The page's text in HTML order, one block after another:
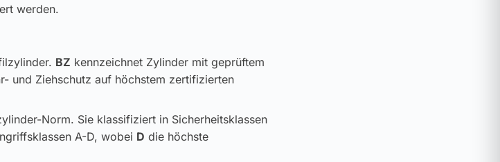
werden.
BZ kennzeichnet Zylinder mit geprüftem
und Ziehschutz auf höchstem zertifizierten
Norm. Sie klassifiziert in Sicherheitsklassen
A-D, wobei D die höchste